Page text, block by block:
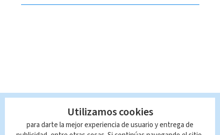
Utilizamos cookies
para darte la mejor experiencia de usuario y entrega de